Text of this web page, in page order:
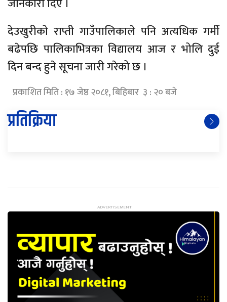
जानकारी दिए ।
देउखुरीको राप्ती गाउँपालिकाले पनि अत्यधिक गर्मी
बढेपछि पालिकाभित्रका विद्यालय आज र भोलि दुई
दिन बन्द हुने सूचना जारी गरेको छ ।
प्रकाशित मिति : १७ जेष्ठ २०८१, बिहिबार ३ : २० बजे
प्रतिक्रिया